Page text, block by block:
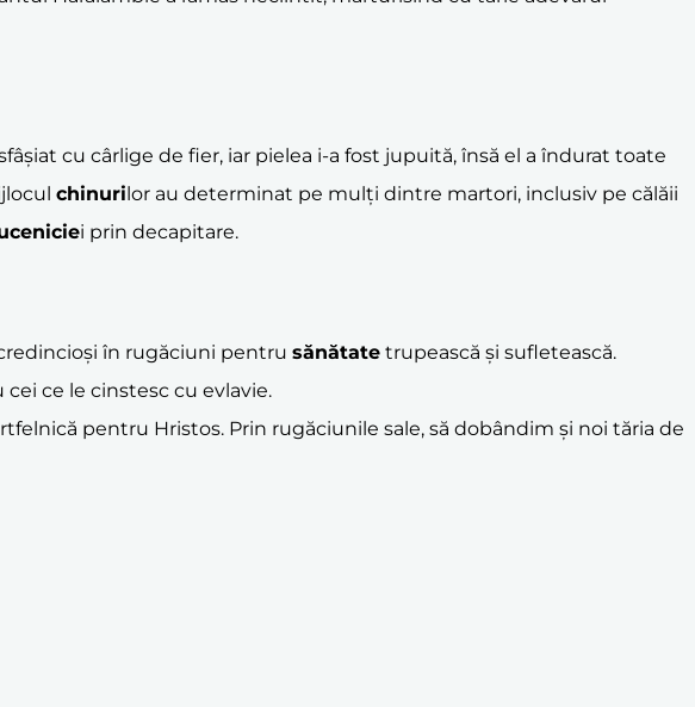
cu cârlige de fier, iar pielea i-a fost jupuită, însă el a îndurat toate
chinurilor au determinat pe mulți dintre martori, inclusiv pe călăii
i prin decapitare.
în rugăciuni pentru sănătate trupească și sufletească.
ce le cinstesc cu evlavie.
pentru Hristos. Prin rugăciunile sale, să dobândim și noi tăria de